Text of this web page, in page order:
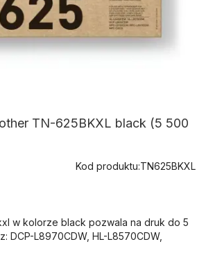
TN-625BKXL black (5 500
Kod produktu:TN625BKXL
w kolorze black pozwala na druk do 5
DCP-L8970CDW, HL-L8570CDW,